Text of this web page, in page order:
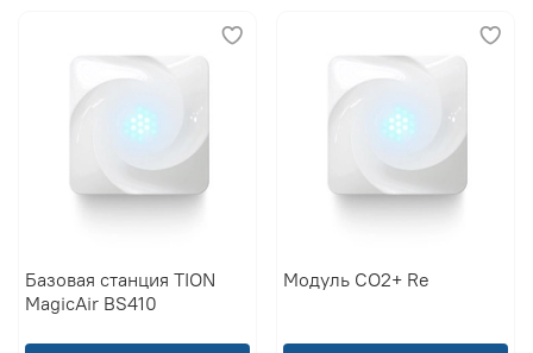
Базовая станция TION
MagicAir BS410
Модуль CO2+ Re